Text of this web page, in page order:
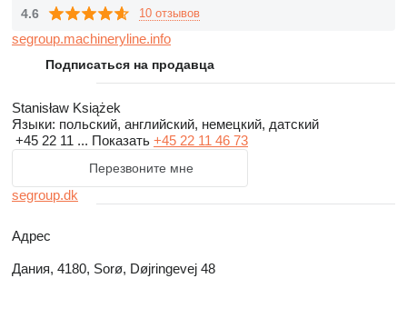
4.6 10 отзывов
segroup.machineryline.info
Подписаться на продавца
Stanisław Książek
Языки: польский, английский, немецкий, датский
+45 22 11 ... Показать +45 22 11 46 73
Перезвоните мне
segroup.dk
Адрес
Дания, 4180, Sorø, Døjringevej 48